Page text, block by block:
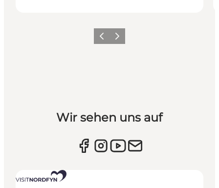
Vorherige Folie
Nächste Folie
Wir sehen uns auf